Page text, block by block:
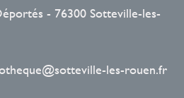
- 76300 Sotteville-les-
les-rouen.fr